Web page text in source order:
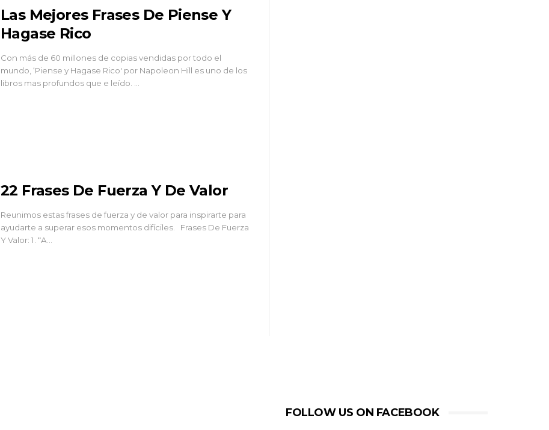
Las Mejores Frases De Piense Y
Hagase Rico
Con más de 60 millones de copias vendidas por todo el
mundo, ‘Piense y Hagase Rico' por Napoleon Hill es uno de los
libros mas profundos que e leído. …
22 Frases De Fuerza Y De Valor
Reunimos estas frases de fuerza y de valor para inspirarte para
ayudarte a superar esos momentos difíciles. Frases De Fuerza
Y Valor: 1. “A…
FOLLOW US ON FACEBOOK